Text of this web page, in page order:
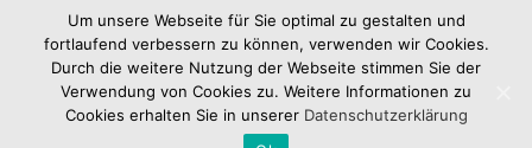
Um unsere Webseite für Sie optimal zu gestalten und
fortlaufend verbessern zu können, verwenden wir Cookies.
Durch die weitere Nutzung der Webseite stimmen Sie der
Verwendung von Cookies zu. Weitere Informationen zu
Cookies erhalten Sie in unserer Datenschutzerklärung